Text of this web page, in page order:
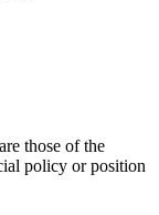
those of the
policy or position